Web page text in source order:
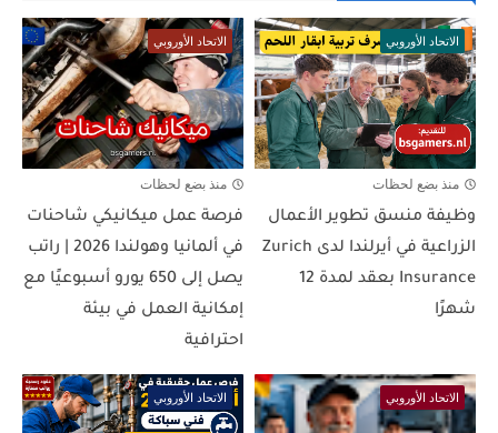
الاتحاد الأوروبي
منذ بضع لحظات
وظيفة منسق تطوير الأعمال
الزراعية في أيرلندا لدى Zurich
Insurance بعقد لمدة 12
شهرًا
الاتحاد الأوروبي
منذ بضع لحظات
فرصة عمل ميكانيكي شاحنات
في ألمانيا وهولندا 2026 | راتب
يصل إلى 650 يورو أسبوعيًا مع
إمكانية العمل في بيئة
احترافية
الاتحاد الأوروبي الاتحاد الأوروبي